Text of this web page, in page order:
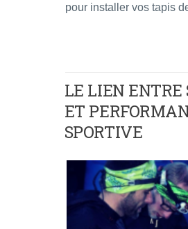
pour installer vos tapis
LE LIEN ENTRE
ET
SPORTIVE